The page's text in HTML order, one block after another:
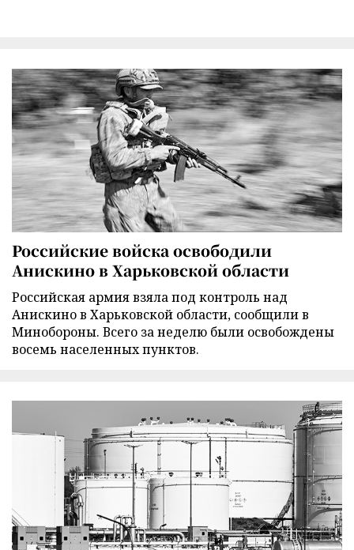
Российские войска освободили
Анискино в Харьковской области
Российская армия взяла под контроль над
Анискино в Харьковской области, сообщили в
Минобороны. Всего за неделю были освобождены
восемь населенных пунктов.